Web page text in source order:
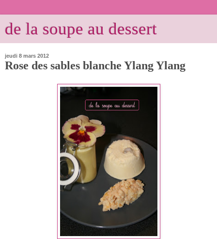
de la soupe au dessert
jeudi 8 mars 2012
Rose des sables blanche Ylang Ylang